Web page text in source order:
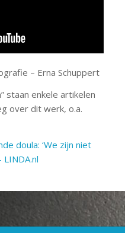
– Erna Schuppert
staan enkele artikelen
over dit werk, o.a.
doula: ‘We zijn niet